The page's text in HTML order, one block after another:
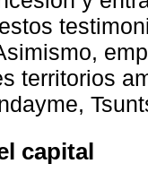
territorios
capital